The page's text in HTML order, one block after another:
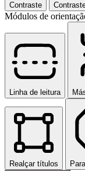
Contraste
Módulos de
Linha de leitura
Realçar títulos